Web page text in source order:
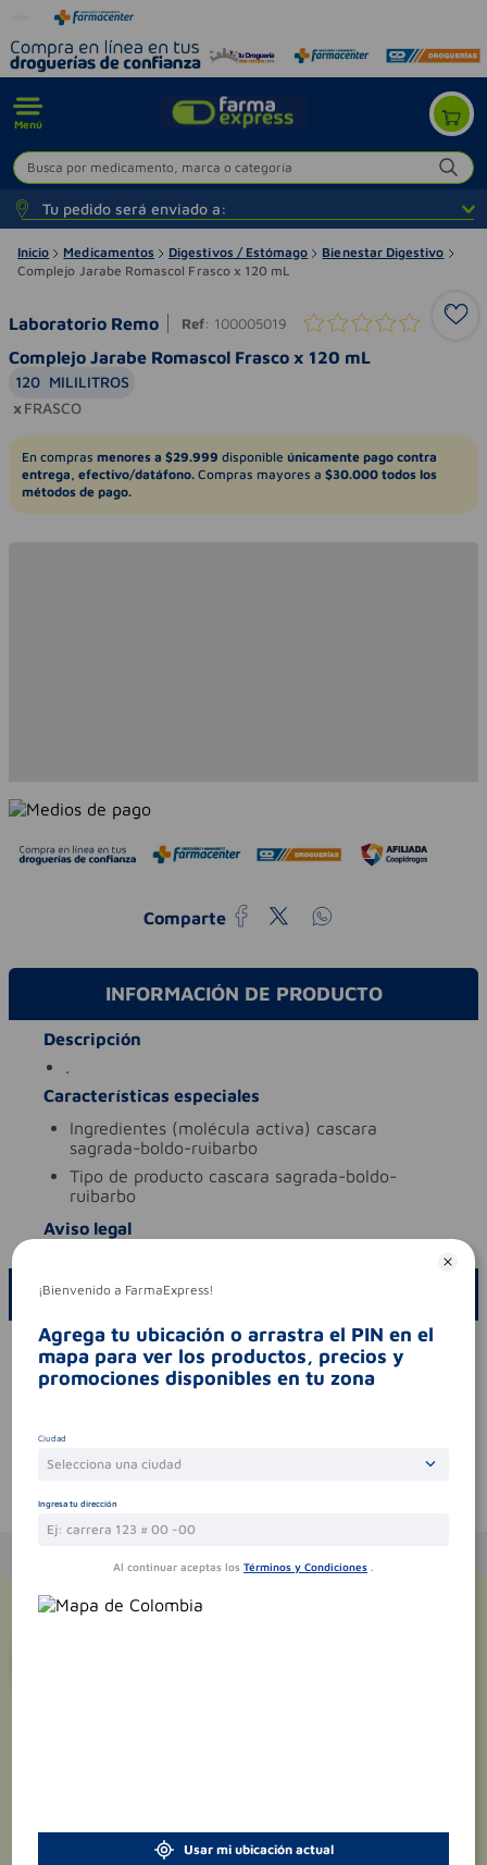
Menú
Busca por medicamento, marca o categoría
Tu pedido será enviado a:
Inicio Medicamentos Digestivos / Estómago
Bienestar Digestivo
Complejo Jarabe Romascol Frasco x 120 mL
Laboratorio Remo Ref: 100005019
Complejo Jarabe Romascol Frasco x 120 mL
120 MILILITROS
FRASCO
En compras menores a $29.999 disponible únicamente pago contra
entrega, efectivo/datáfono. Compras mayores a $30.000 todos los
métodos de pago.
Comparte
INFORMACIÓN DE PRODUCTO
Descripción
.
Características especiales
ingredientes (molécula activa) cascara
sagrada-boldo-ruibarbo
tipo de producto cascara sagrada-boldo-
ruibarbo
Aviso legal
ESCRIBE UN COMENTARIO
Por favor, inicie sesión para escribir un comentario
Sin comentarios.
Te puede interesar
¡Bienvenido a FarmaExpress!
Agrega tu ubicación o arrastra el PIN en el
mapa para ver los productos, precios y
promociones disponibles en tu zona
Ciudad
Selecciona una ciudad
Ingresa tu dirección
Al continuar aceptas los Términos y Condiciones .
Usar mi ubicación actual